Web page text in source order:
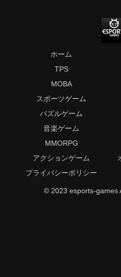
ホーム
TPS
MOBA
スポーツゲーム
パズルゲーム
音楽ゲーム
MMORPG
アクションゲーム
プライバシーポリシー
© 2023 esports-games